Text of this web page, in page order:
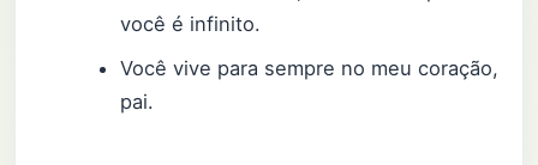
você é infinito.
Você vive para sempre no meu coração,
pai.